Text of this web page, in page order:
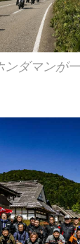
ダマンが